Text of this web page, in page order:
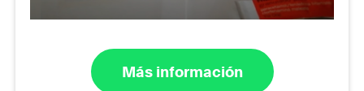
Más información